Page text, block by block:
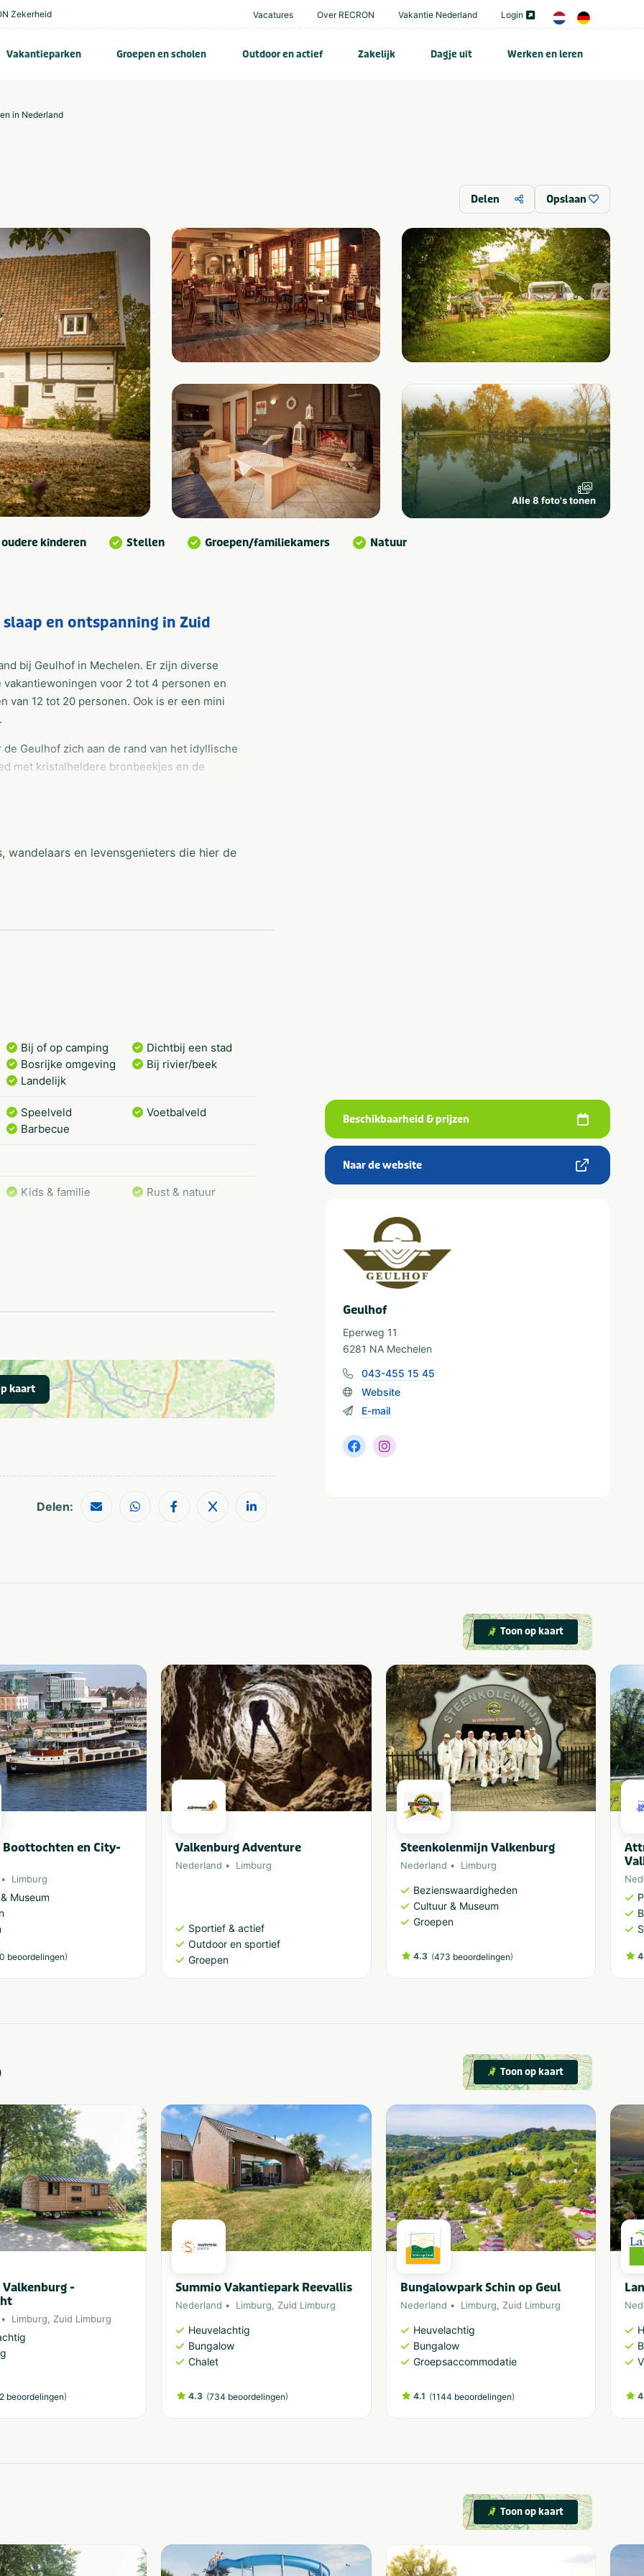
Zekerheid Vacatures Over RECRON Vakantie Nederland Login
Vakantieparken Groepen en scholen Outdoor en actief Zakelijk Dagje uit Werken en leren
in Nederland
Delen Opslaan
Alle 8 foto's tonen
kinderen Stellen Groepen/familiekamers Natuur
en ontspanning in Zuid
bij Geulhof in Mechelen. Er zijn diverse
voor 2 tot 4 personen en
van 12 tot 20 personen. Ook is er een mini
Geulhof zich aan de rand van het idyllische
met kristalheldere bronbeekjes en de
verkennen van nabijgelegen steden zoals
kun je ontspannen kamperen. De
aan de Geul. Alle benodigde faciliteiten
smul van pannenkoeken, proef
met ambachtelijk bereid ijs. Vooral de
en levensgenieters die hier de
Bij of op camping
Bosrijke omgeving
Landelijk
Dichtbij een stad
Bij rivier/beek
Speelveld
Barbecue
Voetbalveld
Kids & familie Rust & natuur
Camping
Restaurants
Shoppen
Treinstation
Wandelroutes
kaart
Delen:
Beschikbaarheid & prijzen
Naar de website
Geulhof
Eperweg 11
6281 NA Mechelen
043-455 15 45
Website
E-mail
Toon op kaart
en City-
Limburg
Museum
beoordelingen)
Valkenburg Adventure
Nederland Limburg
Sportief & actief
Outdoor en sportief
Groepen
Steenkolenmijn Valkenburg
Nederland Limburg
Bezienswaardigheden
Cultuur & Museum
Groepen
4.3 (473 beoordelingen)
Toon op kaart
Valkenburg -
Limburg, Zuid Limburg
beoordelingen)
Summio Vakantiepark Reevallis
Nederland Limburg, Zuid Limburg
Heuvelachtig
Bungalow
Chalet
4.3 (734 beoordelingen)
Bungalowpark Schin op Geul
Nederland Limburg, Zuid Limburg
Heuvelachtig
Bungalow
Groepsaccommodatie
4.1 (1144 beoordelingen)
Toon op kaart